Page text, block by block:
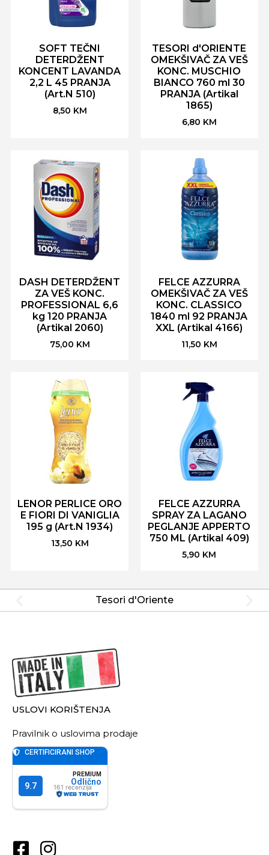
SOFT TEČNI
DETERDŽENT
KONCENT LAVANDA
2,2 L 45 PRANJA
(Art.N 510)
8,50 KM
TESORI d'ORIENTE
OMEKŠIVAČ ZA VEŠ
KONC. MUSCHIO
BIANCO 760 ml 30
PRANJA (Artikal
1865)
6,80 KM
DASH DETERDŽENT
ZA VEŠ KONC.
PROFESSIONAL 6,6
kg 120 PRANJA
(Artikal 2060)
75,00 KM
FELCE AZZURRA
OMEKŠIVAČ ZA VEŠ
KONC. CLASSICO
1840 ml 92 PRANJA
XXL (Artikal 4166)
11,50 KM
LENOR PERLICE ORO
E FIORI DI VANIGLIA
195 g (Art.N 1934)
13,50 KM
FELCE AZZURRA
SPRAY ZA LAGANO
PEGLANJE APPERTO
750 ML (Artikal 409)
5,90 KM
Tesori d'Oriente
USLOVI KORIŠTENJA
Pravilnik o uslovima prodaje